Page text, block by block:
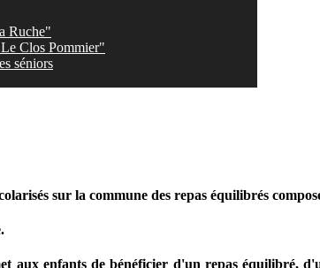
Ruche"
Clos Pommier"
séniors
sur la commune des repas équilibrés
aux enfants de bénéficier d'un repas équilibré,